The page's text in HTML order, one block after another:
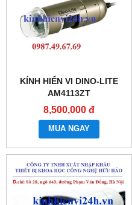
KÍNH HIỂN VI DINO-LITE
AM4113ZT
8,500,000 đ
MUA NGAY